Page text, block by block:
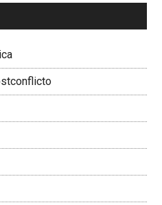
01:04
Presidenta Corporación